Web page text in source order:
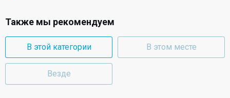
Также мы рекомендуем
В этой категории В этом месте
Везде